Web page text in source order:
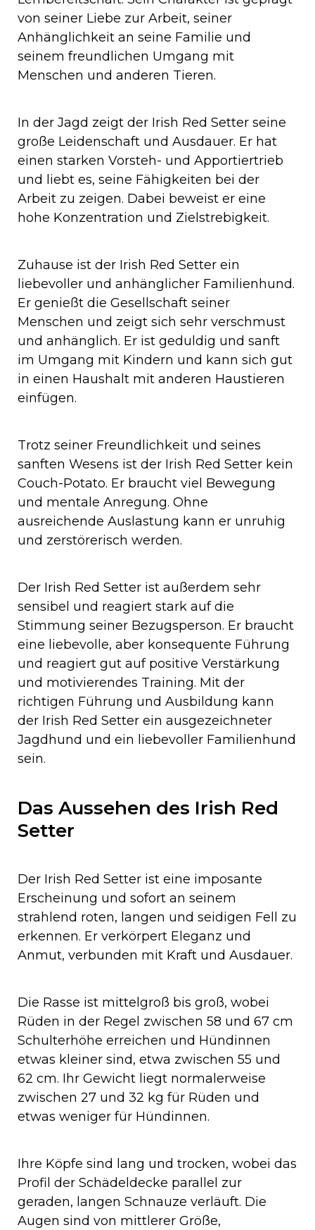
von seiner Liebe zur Arbeit, seiner
Anhänglichkeit an seine Familie und
seinem freundlichen Umgang mit
Menschen und anderen Tieren.
In der Jagd zeigt der Irish Red Setter seine
große Leidenschaft und Ausdauer. Er hat
einen starken Vorsteh- und Apportiertrieb
und liebt es, seine Fähigkeiten bei der
Arbeit zu zeigen. Dabei beweist er eine
hohe Konzentration und Zielstrebigkeit.
Zuhause ist der Irish Red Setter ein
liebevoller und anhänglicher Familienhund.
Er genießt die Gesellschaft seiner
Menschen und zeigt sich sehr verschmust
und anhänglich. Er ist geduldig und sanft
im Umgang mit Kindern und kann sich gut
in einen Haushalt mit anderen Haustieren
einfügen.
Trotz seiner Freundlichkeit und seines
sanften Wesens ist der Irish Red Setter kein
Couch-Potato. Er braucht viel Bewegung
und mentale Anregung. Ohne
ausreichende Auslastung kann er unruhig
und zerstörerisch werden.
Der Irish Red Setter ist außerdem sehr
sensibel und reagiert stark auf die
Stimmung seiner Bezugsperson. Er braucht
eine liebevolle, aber konsequente Führung
und reagiert gut auf positive Verstärkung
und motivierendes Training. Mit der
richtigen Führung und Ausbildung kann
der Irish Red Setter ein ausgezeichneter
Jagdhund und ein liebevoller Familienhund
sein.
Das Aussehen des Irish Red
Setter
Der Irish Red Setter ist eine imposante
Erscheinung und sofort an seinem
strahlend roten, langen und seidigen Fell zu
erkennen. Er verkörpert Eleganz und
Anmut, verbunden mit Kraft und Ausdauer.
Die Rasse ist mittelgroß bis groß, wobei
Rüden in der Regel zwischen 58 und 67 cm
Schulterhöhe erreichen und Hündinnen
etwas kleiner sind, etwa zwischen 55 und
62 cm. Ihr Gewicht liegt normalerweise
zwischen 27 und 32 kg für Rüden und
etwas weniger für Hündinnen.
Ihre Köpfe sind lang und trocken, wobei das
Profil der Schädeldecke parallel zur
geraden, langen Schnauze verläuft. Die
Augen sind von mittlerer Größe,